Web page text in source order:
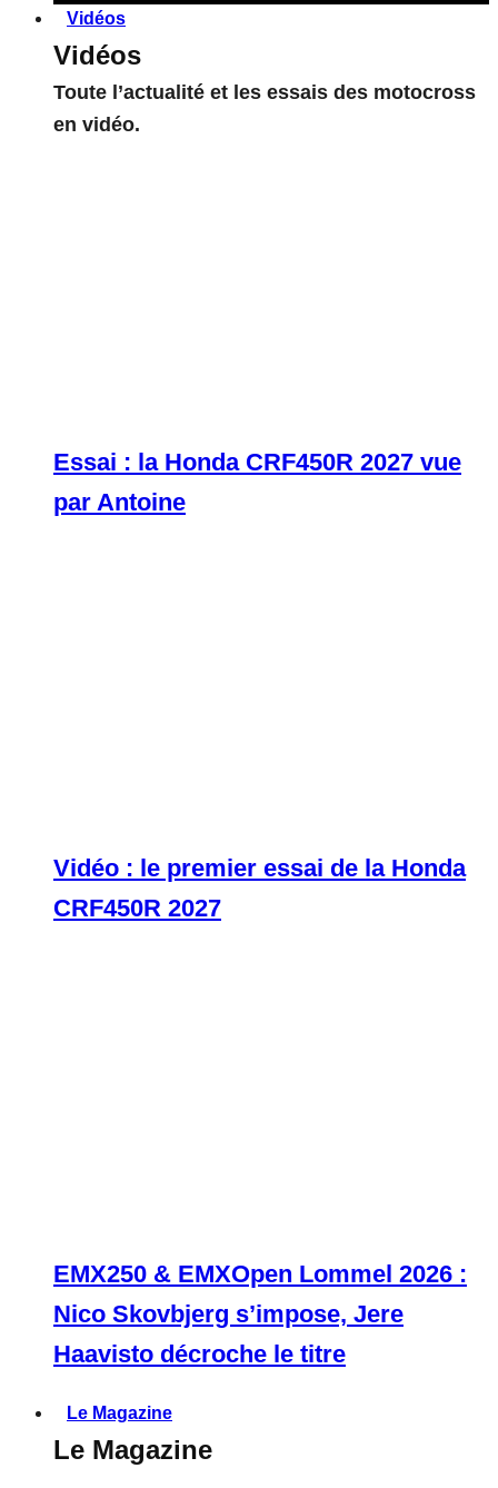
Vidéos
Vidéos
Toute l’actualité et les essais des motocross
en vidéo.
Essai : la Honda CRF450R 2027 vue
par Antoine
Vidéo : le premier essai de la Honda
CRF450R 2027
EMX250 & EMXOpen Lommel 2026 :
Nico Skovbjerg s’impose, Jere
Haavisto décroche le titre
Le Magazine
Le Magazine